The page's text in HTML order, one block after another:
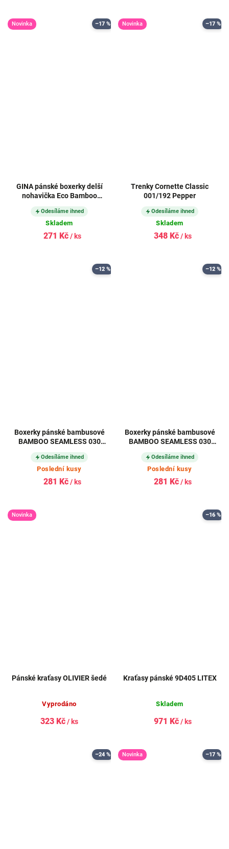
Novinka –17 %
GINA pánské boxerky delší
nohavička Eco Bamboo
54005P
Odesíláme ihned
Skladem
271 Kč/ ks
Novinka –17 %
Trenky Cornette Classic
001/192 Pepper
Odesíláme ihned
Skladem
348 Kč/ ks
–12 %
Boxerky pánské bambusové
BAMBOO SEAMLESS 030
bezešvé NAVY (tmavě modré)
Odesíláme ihned
Poslední kusy
281 Kč/ ks
–12 %
Boxerky pánské bambusové
BAMBOO SEAMLESS 030
bezešvé BLACK (černé)
Odesíláme ihned
Poslední kusy
281 Kč/ ks
Novinka
Pánské kraťasy OLIVIER šedé
Vyprodáno
323 Kč/ ks
–16 %
Kraťasy pánské 9D405 LITEX
Skladem
971 Kč/ ks
–24 % Novinka –17 %